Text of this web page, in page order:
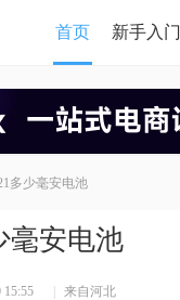
首页 新手入门
多少毫安电池
毫安电池
15:55 来自河北